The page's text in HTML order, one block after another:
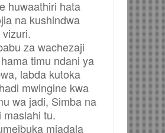
huwaathiri hata
na kushindwa
za wachezaji
timu ndani ya
labda kutoka
mwingine kwa
wa jadi, Simba na
maslahi tu.
mjadala